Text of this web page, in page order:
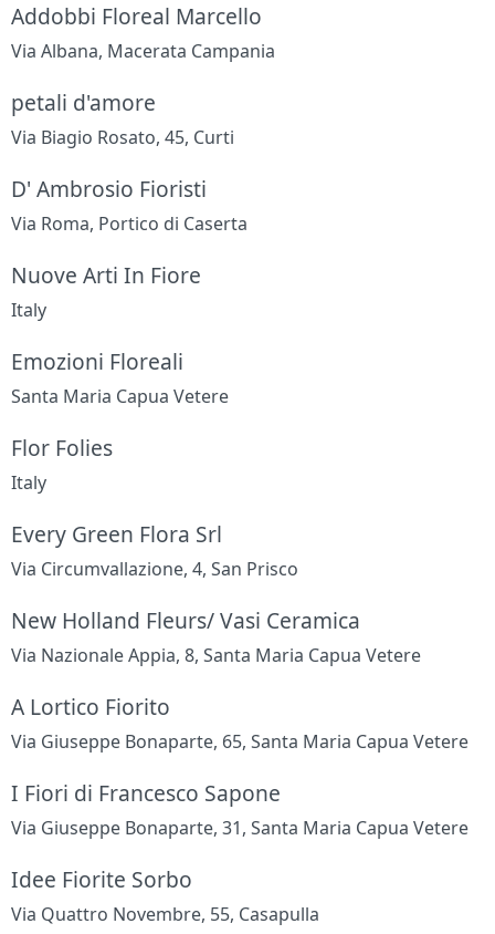
Addobbi Floreal Marcello
Via Albana, Macerata Campania
petali d'amore
Via Biagio Rosato, 45, Curti
D' Ambrosio Fioristi
Via Roma, Portico di Caserta
Nuove Arti In Fiore
Italy
Emozioni Floreali
Santa Maria Capua Vetere
Flor Folies
Italy
Every Green Flora Srl
Via Circumvallazione, 4, San Prisco
New Holland Fleurs/ Vasi Ceramica
Via Nazionale Appia, 8, Santa Maria Capua Vetere
A Lortico Fiorito
Via Giuseppe Bonaparte, 65, Santa Maria Capua Vetere
I Fiori di Francesco Sapone
Via Giuseppe Bonaparte, 31, Santa Maria Capua Vetere
Idee Fiorite Sorbo
Via Quattro Novembre, 55, Casapulla